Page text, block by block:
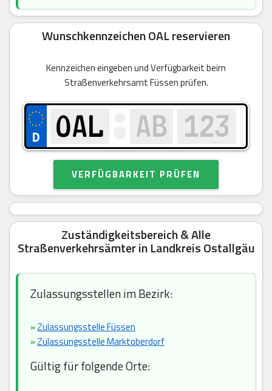
Wunschkennzeichen OAL reservieren
Kennzeichen eingeben und Verfügbarkeit beim
Straßenverkehrsamt Füssen prüfen.
VERFÜGBARKEIT PRÜFEN
Zuständigkeitsbereich & Alle
Straßenverkehrsämter in Landkreis Ostallgäu
Zulassungsstellen im Bezirk:
»Zulassungsstelle Füssen
»Zulassungsstelle Marktoberdorf
Gültig für folgende Orte: